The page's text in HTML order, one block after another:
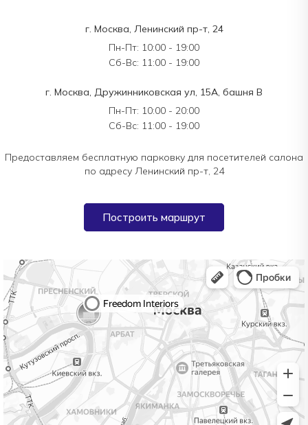
г. Москва, Ленинский пр-т, 24
Пн-Пт: 10:00 - 19:00
Сб-Вс: 11:00 - 19:00
г. Москва, Дружинниковская ул, 15А, башня В
Пн-Пт: 10:00 - 20:00
Сб-Вс: 11:00 - 19:00
Предоставляем бесплатную парковку для посетителей салона
по адресу Ленинский пр-т, 24
Построить маршрут